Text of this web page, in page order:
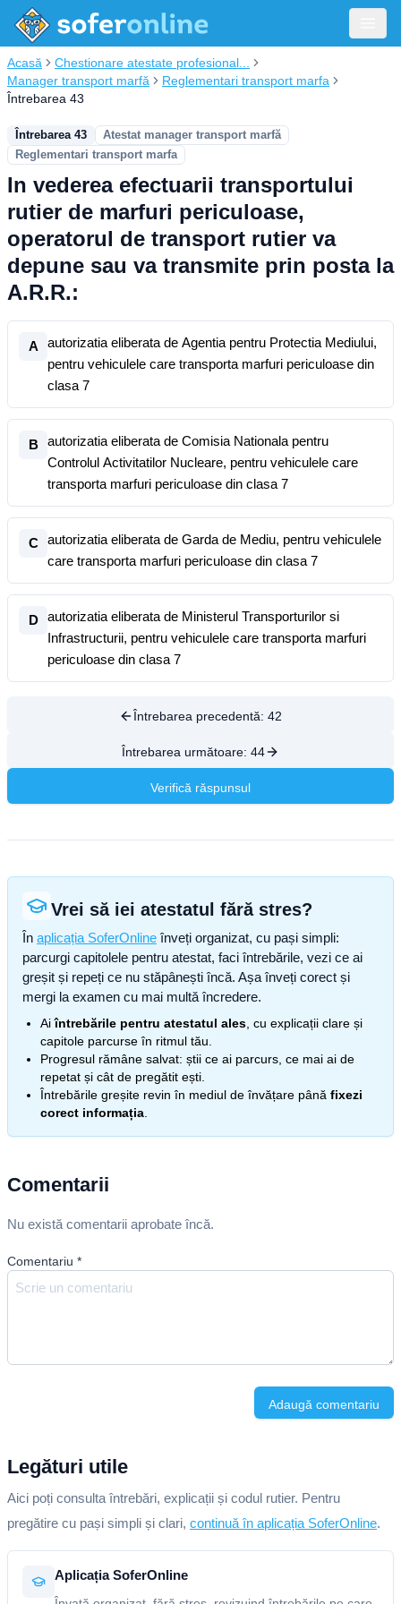
Acasă
Chestionare atestate profesional...
Manager transport marfă
Reglementari transport marfa
Întrebarea 43
Întrebarea 43
Atestat manager transport marfă
Reglementari transport marfa
In vederea efectuarii transportului
rutier de marfuri periculoase,
operatorul de transport rutier va
depune sau va transmite prin posta la
A.R.R.:
A
autorizatia eliberata de Agentia pentru Protectia Mediului,
pentru vehiculele care transporta marfuri periculoase din
clasa 7
B
autorizatia eliberata de Comisia Nationala pentru
Controlul Activitatilor Nucleare, pentru vehiculele care
transporta marfuri periculoase din clasa 7
C
autorizatia eliberata de Garda de Mediu, pentru vehiculele
care transporta marfuri periculoase din clasa 7
D
autorizatia eliberata de Ministerul Transporturilor si
Infrastructurii, pentru vehiculele care transporta marfuri
periculoase din clasa 7
Întrebarea precedentă: 42
Întrebarea următoare: 44
Verifică răspunsul
Vrei să iei atestatul fără stres?
În aplicația SoferOnline înveți organizat, cu pași simpli:
parcurgi capitolele pentru atestat, faci întrebările, vezi ce ai
greșit și repeți ce nu stăpânești încă. Așa înveți corect și
mergi la examen cu mai multă încredere.
Aiîntrebările pentru atestatul ales , cu explicații clare și
capitole parcurse în ritmul tău.
Progresul rămâne salvat: știi ce ai parcurs, ce mai ai de
repetat și cât de pregătit ești.
Întrebările greșite revin în mediul de învățare până fixezi
corect informația
Comentarii
Nu există comentarii aprobate încă.
Comentariu *
Adaugă comentariu
Legături utile
Aici poți consulta întrebări, explicații și codul rutier. Pentru
pregătire cu pași simpli și clari, continuă în aplicația SoferOnline.
Aplicația SoferOnline